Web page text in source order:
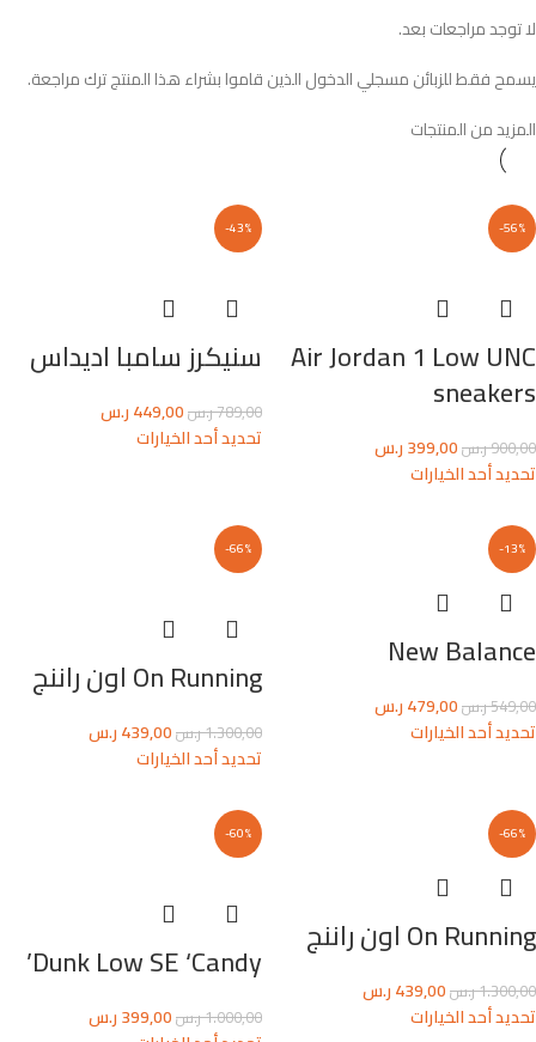
لا توجد مراجعات بعد.
يسمح فقط للزبائن مسجلي الدخول الذين قاموا بشراء هذا المنتج ترك مراجعة.
المزيد من المنتجات
-56%
Air Jordan 1 Low UNC
sneakers
900,00ر.س399,00ر.س
تحديد أحد الخيارات
-43%
سنيكرز سامبا اديداس
789,00ر.س449,00ر.س
تحديد أحد الخيارات
-13%
New Balance
549,00ر.س479,00ر.س
تحديد أحد الخيارات
-66%
On Running اون راننج
1.300,00ر.س439,00ر.س
تحديد أحد الخيارات
-66%
On Running اون راننج
1.300,00ر.س439,00ر.س
تحديد أحد الخيارات
-60%
Dunk Low SE ‘Candy’
1.000,00ر.س399,00ر.س